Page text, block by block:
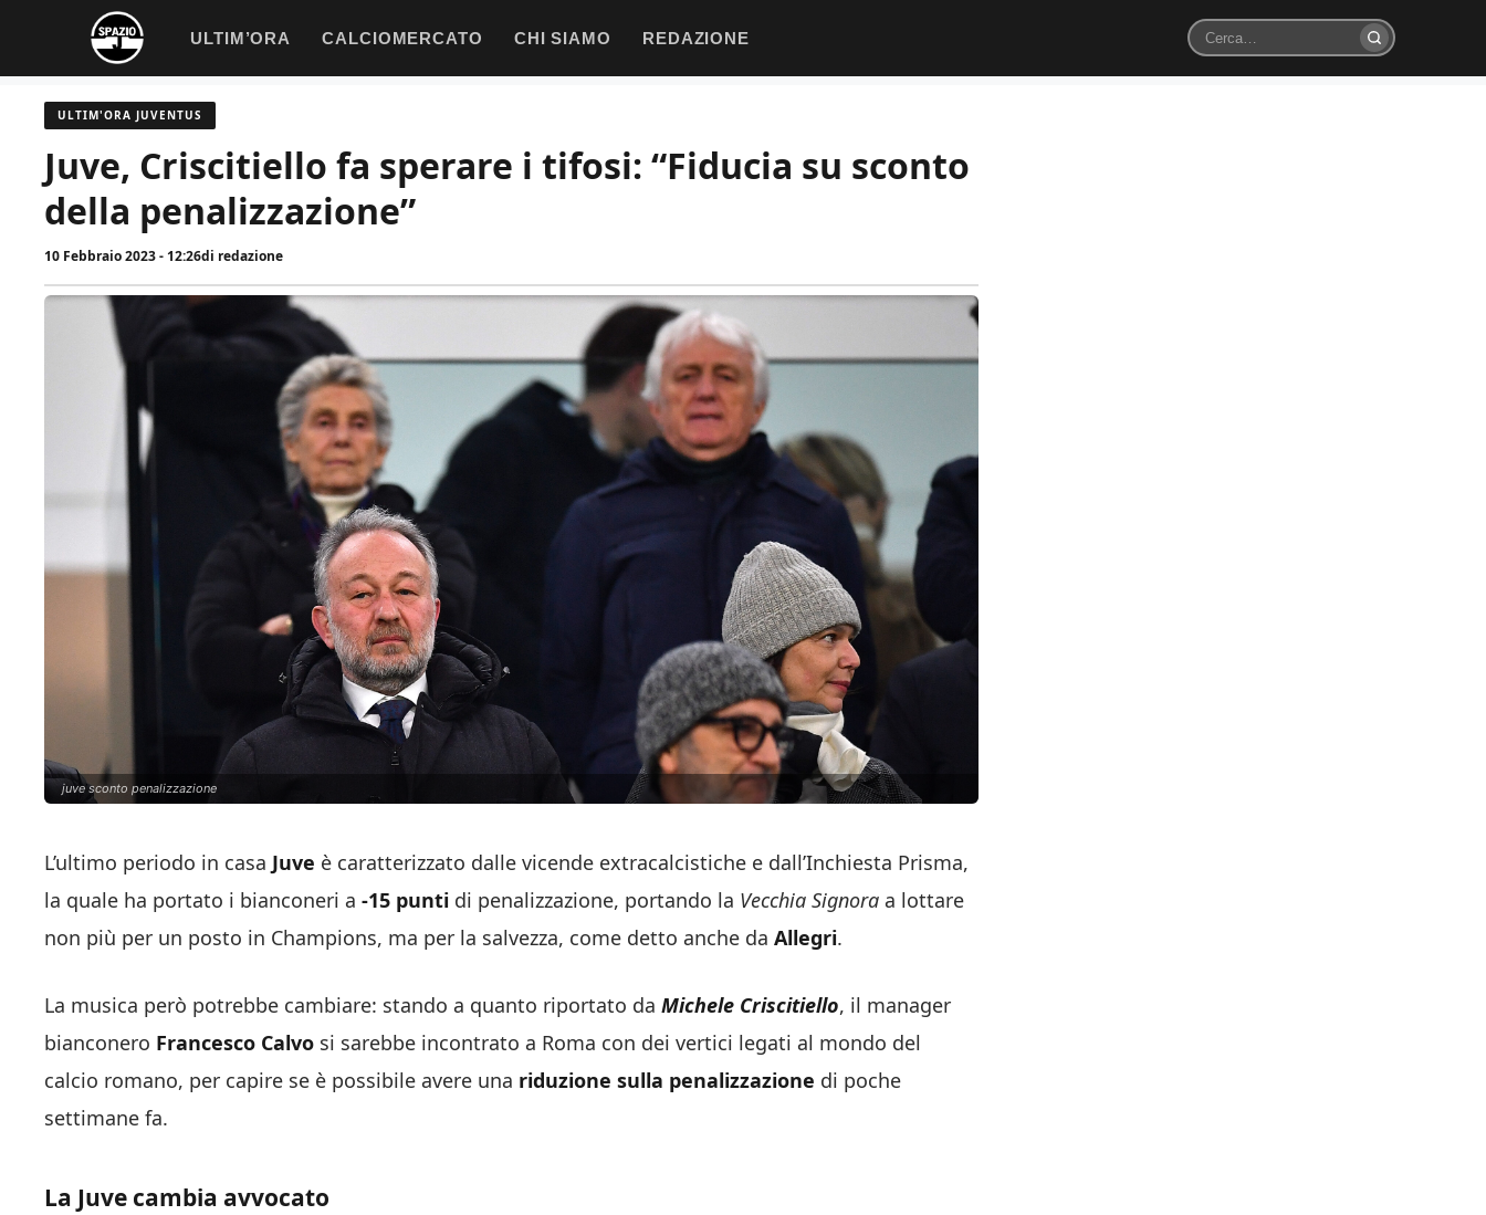
contenuto
ULTIM’ORA CALCIOMERCATO CHI SIAMO REDAZIONE
Cerca
ULTIM'ORA JUVENTUS
Juve, Criscitiello fa sperare i tifosi: “Fiducia su sconto
della penalizzazione”
10 Febbraio 2023 - 12:26di redazione
juve sconto penalizzazione
L’ultimo periodo in casa Juve è caratterizzato dalle vicende extracalcistiche e dall’Inchiesta Prisma,
la quale ha portato i bianconeri a -15 punti di penalizzazione, portando la Vecchia Signora a lottare
non più per un posto in Champions, ma per la salvezza, come detto anche da Allegri.
La musica però potrebbe cambiare: stando a quanto riportato da Michele Criscitiello, il manager
bianconero Francesco Calvo si sarebbe incontrato a Roma con dei vertici legati al mondo del
calcio romano, per capire se è possibile avere una riduzione sulla penalizzazione di poche
settimane fa.
La Juve cambia avvocato